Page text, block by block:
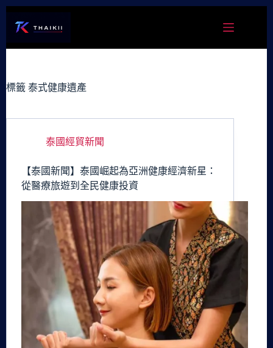
容
標籤 泰式健康遺產
泰國經貿新聞
【泰國新聞】泰國崛起為亞洲健康經濟新星：
從醫療旅遊到全民健康投資